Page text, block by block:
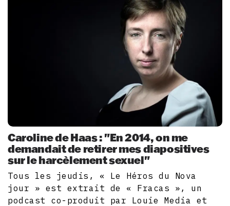
Caroline de Haas : "En 2014, on me
demandait de retirer mes diapositives
sur le harcèlement sexuel"
Tous les jeudis, « Le Héros du Nova
jour » est extrait de « Fracas », un
podcast co-produit par Louie Media et